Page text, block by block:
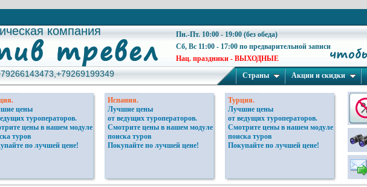
компания
компания
Пн.-Пт. 10:00 - 19:00 (без обеда)
Сб, Вс 11:00 - 17:00 по предварительной записи
Нац. праздники - ВЫХОДНЫЕ
Страны Акции и скидки
цены
туроператоров.
цены в нашем модуле
туров
по лучшей цене!
Испания.
Лучшие цены
от ведущих туроператоров.
Смотрите цены в нашем модуле
поиска туров
Покупайте по лучшей цене!
Турция.
Лучшие цены
от ведущих туроператоров.
Смотрите цены в нашем модуле
поиска туров
Покупайте по лучшей цене!